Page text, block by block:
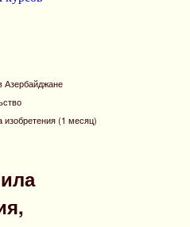
Азербайджане
изобретения (1 месяц)